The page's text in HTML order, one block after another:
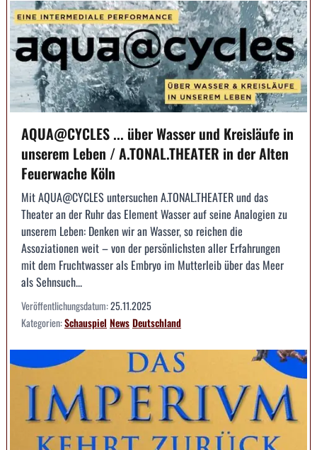
AQUA@CYCLES ... über Wasser und Kreisläufe in
unserem Leben / A.TONAL.THEATER in der Alten
Feuerwache Köln
Mit AQUA@CYCLES untersuchen A.TONAL.THEATER und das
Theater an der Ruhr das Element Wasser auf seine Analogien zu
unserem Leben: Denken wir an Wasser, so reichen die
Assoziationen weit – von der persönlichsten aller Erfahrungen
mit dem Fruchtwasser als Embryo im Mutterleib über das Meer
als Sehnsuch...
Veröffentlichungsdatum:25.11.2025
Kategorien:Schauspiel NewsDeutschland